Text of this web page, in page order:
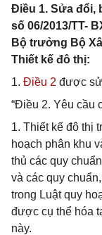
Điều 1. Sửa đổi,
số 06/2013/TT-
Bộ trưởng Bộ
Thiết kế đô thị:
1. Điều 2 được
“Điều 2. Yêu cầu
1. Thiết kế đô thị
hoạch phân khu
thủ các quy
và các quy
trong Luật quy
được cụ thể hóa
này.